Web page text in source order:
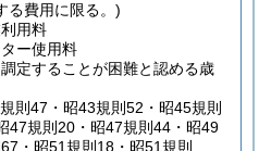
る費用に限る。)
用料
ー使用料
定することが困難と認める歳
則47・昭43規則52・昭45規則
47規則20・昭47規則44・昭49
・昭51規則18・昭51規則